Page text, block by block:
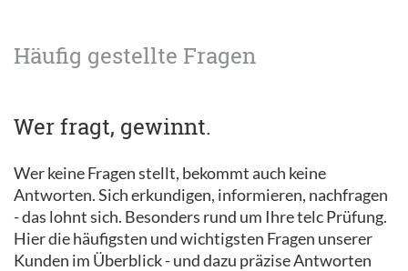
Häufig gestellte Fragen
Wer fragt, gewinnt.
Wer keine Fragen stellt, bekommt auch keine
Antworten. Sich erkundigen, informieren, nachfragen
- das lohnt sich. Besonders rund um Ihre telc Prüfung.
Hier die häufigsten und wichtigsten Fragen unserer
Kunden im Überblick - und dazu präzise Antworten